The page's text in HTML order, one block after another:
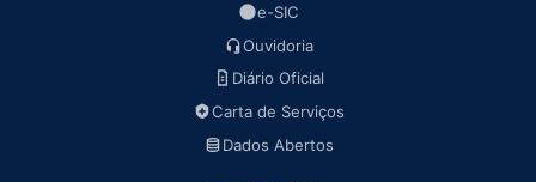
e-SIC
Ouvidoria
Diário Oficial
Carta de Serviços
Dados Abertos